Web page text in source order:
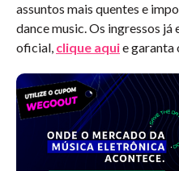
assuntos mais quentes e
dance music. Os ingressos já
oficial, clique aquie garanta